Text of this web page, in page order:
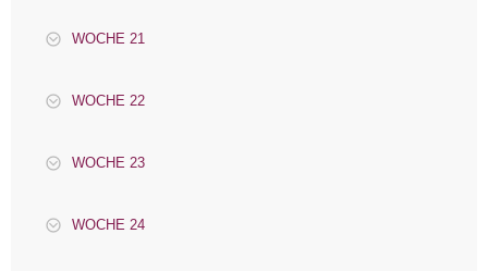
WOCHE 21
WOCHE 22
WOCHE 23
WOCHE 24